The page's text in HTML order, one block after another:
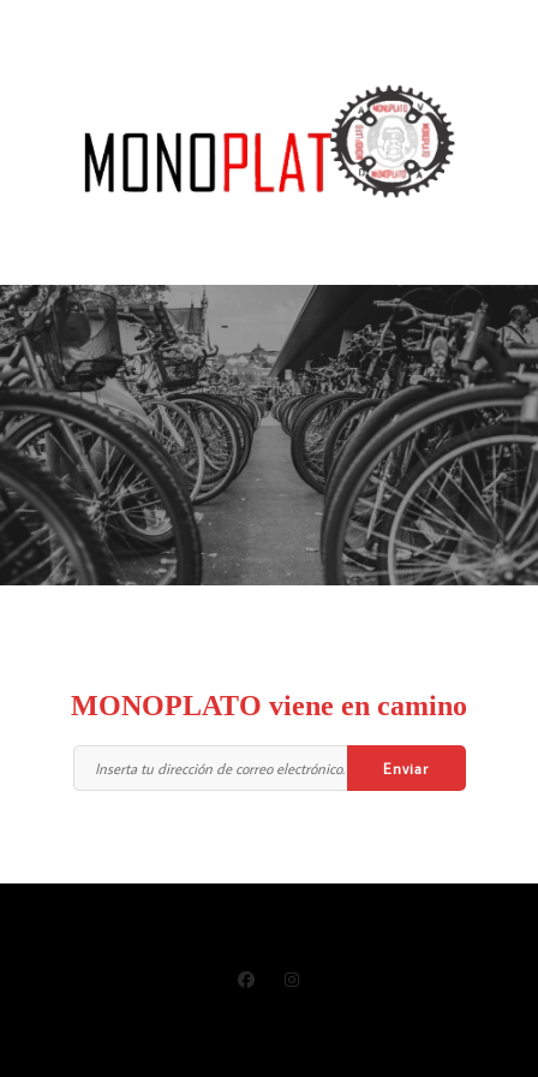
MONOPLATO viene en camino
SUBSCRIBE US